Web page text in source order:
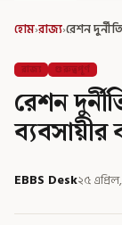
হোম›রাজ্য›রেশন
রাজ্য গুরুত্বপূর্ণ
রেশন
ব্যবসায়ীর
EBBS Desk২৫